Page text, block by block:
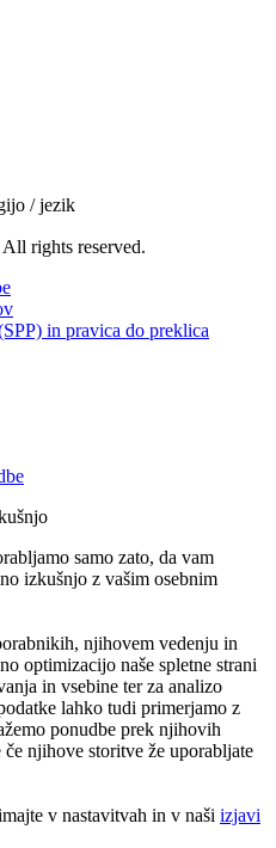
/ jezik
All rights reserved.
in pravica do preklica
samo zato, da vam
izkušnjo z vašim osebnim
njihovem vedenju in
optimizacijo naše spletne strani
in vsebine ter za analizo
lahko tudi primerjamo z
ponudbe prek njihovih
njihove storitve že uporabljate
v nastavitvah in v naši izjavi